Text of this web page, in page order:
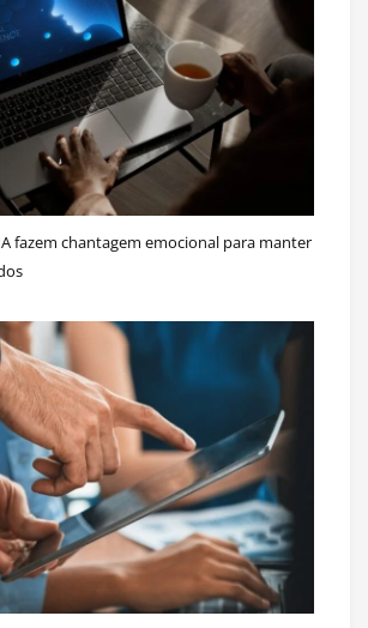
fazem chantagem emocional para manter